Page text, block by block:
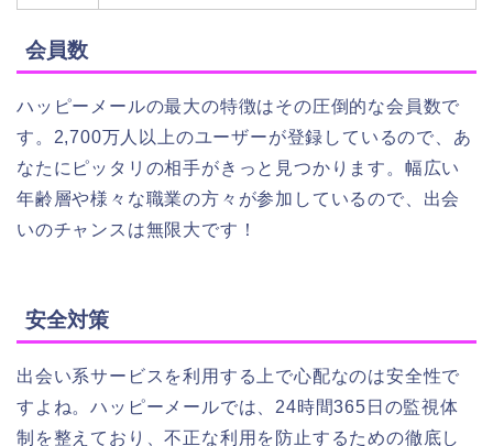
会員数
ハッピーメールの最大の特徴はその圧倒的な会員数で
す。2,700万人以上のユーザーが登録しているので、あ
なたにピッタリの相手がきっと見つかります。幅広い
年齢層や様々な職業の方々が参加しているので、出会
いのチャンスは無限大です！
安全対策
出会い系サービスを利用する上で心配なのは安全性で
すよね。ハッピーメールでは、24時間365日の監視体
制を整えており、不正な利用を防止するための徹底し